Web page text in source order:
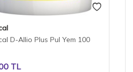
D-Allio Plus Pul Yem 100
TL